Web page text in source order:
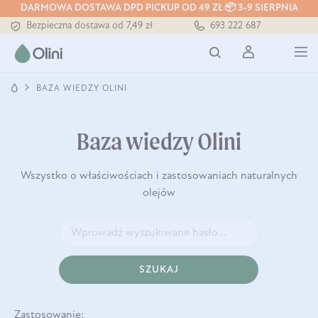
DARMOWA DOSTAWA DPD PICKUP OD 49 ZŁ 📦 3-9 SIERPNIA
Tłoczony zawsze na zimno
Bezpieczna dostawa od 7,49 zł
Tłoczony zawsze na zimno
693 222 687
BAZA WIEDZY OLINI
Baza wiedzy Olini
Wszystko o właściwościach i zastosowaniach naturalnych
olejów
SZUKAJ
Zastosowanie: